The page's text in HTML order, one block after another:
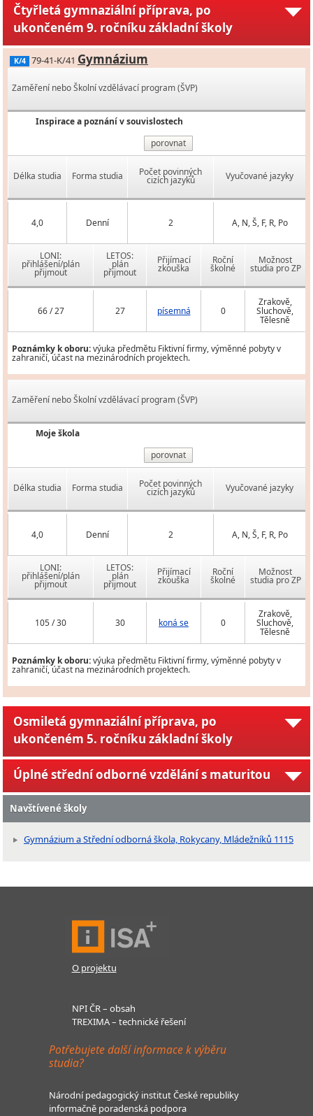
Čtyřletá gymnaziální příprava, po
ukončeném 9. ročníku základní školy
K/4 79-41-K/41 Gymnázium
Zaměření nebo Školní vzdělávací program (ŠVP)
Inspirace a poznání v souvislostech
porovnat
Délka studia Forma studia Počet povinných
cizích jazyků Vyučované jazyky
4,0 Denní 2 A, N, Š, F, R, Po
LONI:
přihlášení/plán
přijmout
LETOS:
plán
přijmout
Přijímací
zkouška
Roční
školné
Možnost
studia pro ZP
66 / 27 27 písemná 0
Zrakově,
Sluchově,
Tělesně
Poznámky k oboru:výuka předmětu Fiktivní firmy, výměnné pobyty v
zahraničí, účast na mezinárodních projektech.
Zaměření nebo Školní vzdělávací program (ŠVP)
Moje škola
porovnat
Délka studia Forma studia Počet povinných
cizích jazyků Vyučované jazyky
4,0 Denní 2 A, N, Š, F, R, Po
LONI:
přihlášení/plán
přijmout
LETOS:
plán
přijmout
Přijímací
zkouška
Roční
školné
Možnost
studia pro ZP
105 / 30 30 koná se 0
Zrakově,
Sluchově,
Tělesně
Poznámky k oboru:výuka předmětu Fiktivní firmy, výměnné pobyty v
zahraničí, účast na mezinárodních projektech.
Osmiletá gymnaziální příprava, po
ukončeném 5. ročníku základní školy
Úplné střední odborné vzdělání s maturitou
Navštívené školy
Gymnázium a Střední odborná škola, Rokycany, Mládežníků 1115
O projektu
NPI ČR – obsah
TREXIMA – technické řešení
Potřebujete další informace k výběru
studia?
Národní pedagogický institut České republiky
informačně poradenská podpora